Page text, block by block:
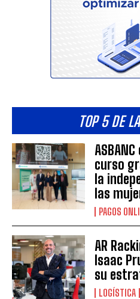
TOP 5 DE
curso
la
las
PAGOS
AR
Isaac
su
LOGÍSTICA